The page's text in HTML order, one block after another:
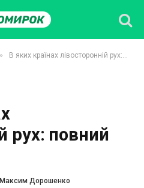
В яких країнах лівосторонній рух: повний гід
рух: повний
Максим Дорошенко